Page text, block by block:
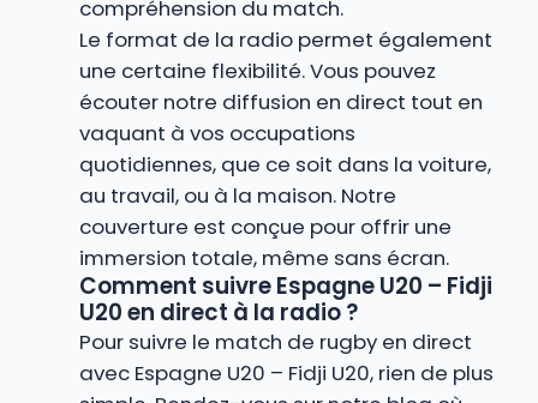
compréhension du match.
Le format de la radio permet également
une certaine flexibilité. Vous pouvez
écouter notre diffusion en direct tout en
vaquant à vos occupations
quotidiennes, que ce soit dans la voiture,
au travail, ou à la maison. Notre
couverture est conçue pour offrir une
immersion totale, même sans écran.
Comment suivre Espagne U20 – Fidji
U20 en direct à la radio ?
Pour suivre le match de rugby en direct
avec Espagne U20 – Fidji U20, rien de plus